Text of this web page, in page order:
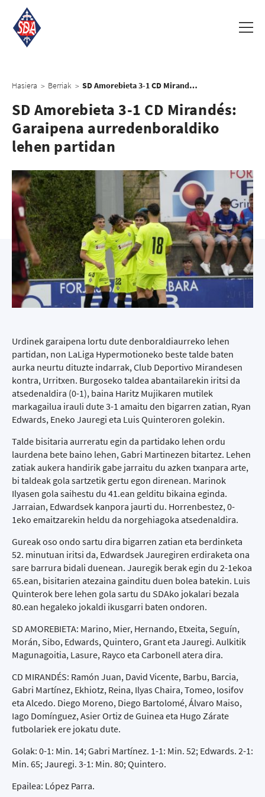
Hasiera > Berriak > SD Amorebieta 3-1 CD Mirandés: Garaipena aurredenboraldiko lehen partidan
SD Amorebieta 3-1 CD Mirandés:
Garaipena aurredenboraldiko
lehen partidan
Urdinek garaipena lortu dute denboraldiaurreko lehen
partidan, non LaLiga Hypermotioneko beste talde baten
aurka neurtu dituzte indarrak, Club Deportivo Mirandesen
kontra, Urritxen. Burgoseko taldea abantailarekin iritsi da
atsedenaldira (0-1), baina Haritz Mujikaren mutilek
markagailua irauli dute 3-1 amaitu den bigarren zatian, Ryan
Edwards, Eneko Jauregi eta Luis Quinteroren golekin.
Talde bisitaria aurreratu egin da partidako lehen ordu
laurdena bete baino lehen, Gabri Martinezen bitartez. Lehen
zatiak aukera handirik gabe jarraitu du azken txanpara arte,
bi taldeak gola sartzetik gertu egon direnean. Marinok
Ilyasen gola saihestu du 41.ean gelditu bikaina eginda.
Jarraian, Edwardsek kanpora jaurti du. Horrenbestez, 0-
1eko emaitzarekin heldu da norgehiagoka atsedenaldira.
Gureak oso ondo sartu dira bigarren zatian eta berdinketa
52. minutuan iritsi da, Edwardsek Jauregiren erdiraketa ona
sare barrura bidali duenean. Jauregik berak egin du 2-1ekoa
65.ean, bisitarien atezaina gainditu duen bolea batekin. Luis
Quinterok bere lehen gola sartu du SDAko jokalari bezala
80.ean hegaleko jokaldi ikusgarri baten ondoren.
SD AMOREBIETA: Marino, Mier, Hernando, Etxeita, Seguín,
Morán, Sibo, Edwards, Quintero, Grant eta Jauregi. Aulkitik
Magunagoitia, Lasure, Rayco eta Carbonell atera dira.
CD MIRANDÉS: Ramón Juan, David Vicente, Barbu, Barcia,
Gabri Martínez, Ekhiotz, Reina, Ilyas Chaira, Tomeo, Iosifov
eta Alcedo. Diego Moreno, Diego Bartolomé, Álvaro Maiso,
Iago Domínguez, Asier Ortiz de Guinea eta Hugo Zárate
futbolariek ere jokatu dute.
Golak: 0-1: Min. 14; Gabri Martínez. 1-1: Min. 52; Edwards. 2-1:
Min. 65; Jauregi. 3-1: Min. 80; Quintero.
Epailea: López Parra.